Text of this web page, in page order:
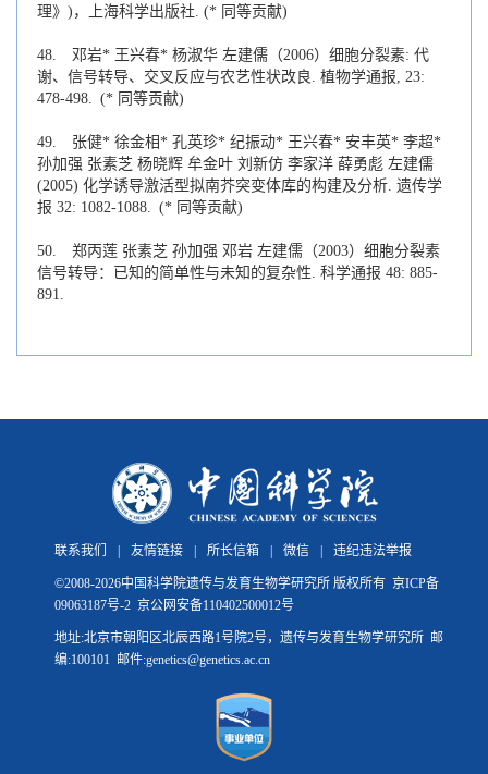
理》)，上海科学出版社. (* 同等贡献)
48. 邓岩* 王兴春* 杨淑华 左建儒（2006）细胞分裂素: 代
谢、信号转导、交叉反应与农艺性状改良. 植物学通报, 23:
478-498. (* 同等贡献)
49. 张健* 徐金相* 孔英珍* 纪振动* 王兴春* 安丰英* 李超*
孙加强 张素芝 杨晓辉 牟金叶 刘新仿 李家洋 薛勇彪 左建儒
(2005) 化学诱导激活型拟南芥突变体库的构建及分析. 遗传学
报 32: 1082-1088. (* 同等贡献)
50. 郑丙莲 张素芝 孙加强 邓岩 左建儒（2003）细胞分裂素
信号转导：已知的简单性与未知的复杂性. 科学通报 48: 885-
891.
联系我们 友情链接 所长信箱 微信 违纪违法举报
©2008-2026中国科学院遗传与发育生物学研究所 版权所有 京ICP备
09063187号-2 京公网安备110402500012号
地址:北京市朝阳区北辰西路1号院2号，遗传与发育生物学研究所 邮
编:100101 邮件:genetics@genetics.ac.cn